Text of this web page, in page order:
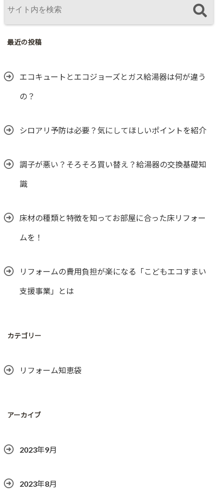
最近の投稿
エコキュートとエコジョーズとガス給湯器は何が違う
の？
シロアリ予防は必要？気にしてほしいポイントを紹介
調子が悪い？そろそろ買い替え？給湯器の交換基礎知
識
床材の種類と特徴を知ってお部屋に合った床リフォー
ムを！
リフォームの費用負担が楽になる「こどもエコすまい
支援事業」とは
カテゴリー
リフォーム知恵袋
アーカイブ
2023年9月
2023年8月